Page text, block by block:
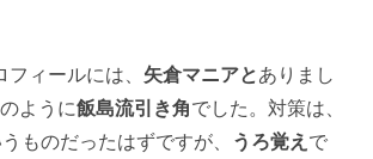
ィールには、 矢倉マニアとありまし
のように飯島流引き角でした。対策は、
ものだったはずですが、 うろ覚え で